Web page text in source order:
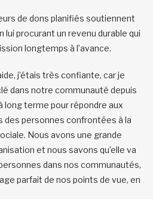
de dons planifiés soutiennent
lui procurant un revenu durable qui
longtemps à l’avance.
j’étais très confiante, car je
dans notre communauté depuis
long terme pour répondre aux
des personnes confrontées à la
Nous avons une grande
et nous savons qu’elle va
dans nos communautés,
parfait de nos points de vue, en